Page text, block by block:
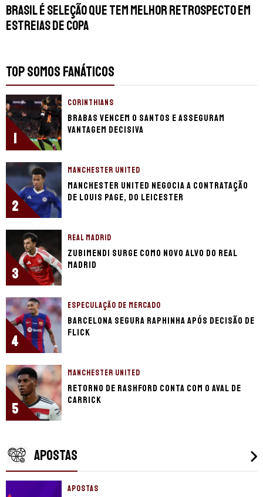
Brasil é seleção que tem melhor retrospecto em
estreias de Copa
TOP SOMOS FANÁTICOS
1
CORINTHIANS
Brabas vencem o Santos e asseguram
vantagem decisiva
2
MANCHESTER UNITED
Manchester United negocia a contratação
de Louis Page, do Leicester
3
REAL MADRID
Zubimendi surge como novo alvo do Real
Madrid
4
ESPECULAÇÃO DE MERCADO
Barcelona segura Raphinha após decisão de
Flick
5
MANCHESTER UNITED
Retorno de Rashford conta com o aval de
Carrick
APOSTAS
APOSTAS